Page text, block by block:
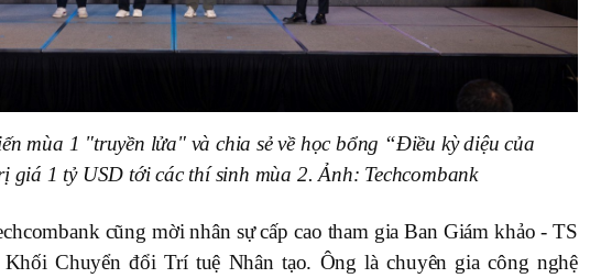
mùa 1 "truyền lửa" và chia sẻ về học bổng “Điều kỳ diệu của
giá 1 tỷ USD tới các thí sinh mùa 2. Ảnh: Techcombank
cũng mời nhân sự cấp cao tham gia Ban Giám khảo - TS
Chuyển đổi Trí tuệ Nhân tạo. Ông là chuyên gia công nghệ